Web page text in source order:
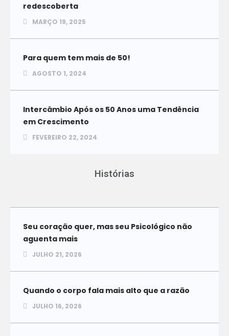
redescoberta
MARÇO 19, 2025
Para quem tem mais de 50!
AGOSTO 1, 2024
Intercâmbio Após os 50 Anos uma Tendência
em Crescimento
FEVEREIRO 22, 2024
Histórias
Seu coração quer, mas seu Psicológico não
aguenta mais
JULHO 21, 2026
Quando o corpo fala mais alto que a razão
JULHO 16, 2026